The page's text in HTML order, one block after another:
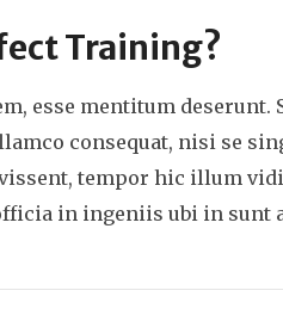
Training?
esse mentitum deserunt.
consequat, nisi se
tempor hic illum
in ingeniis ubi in sunt